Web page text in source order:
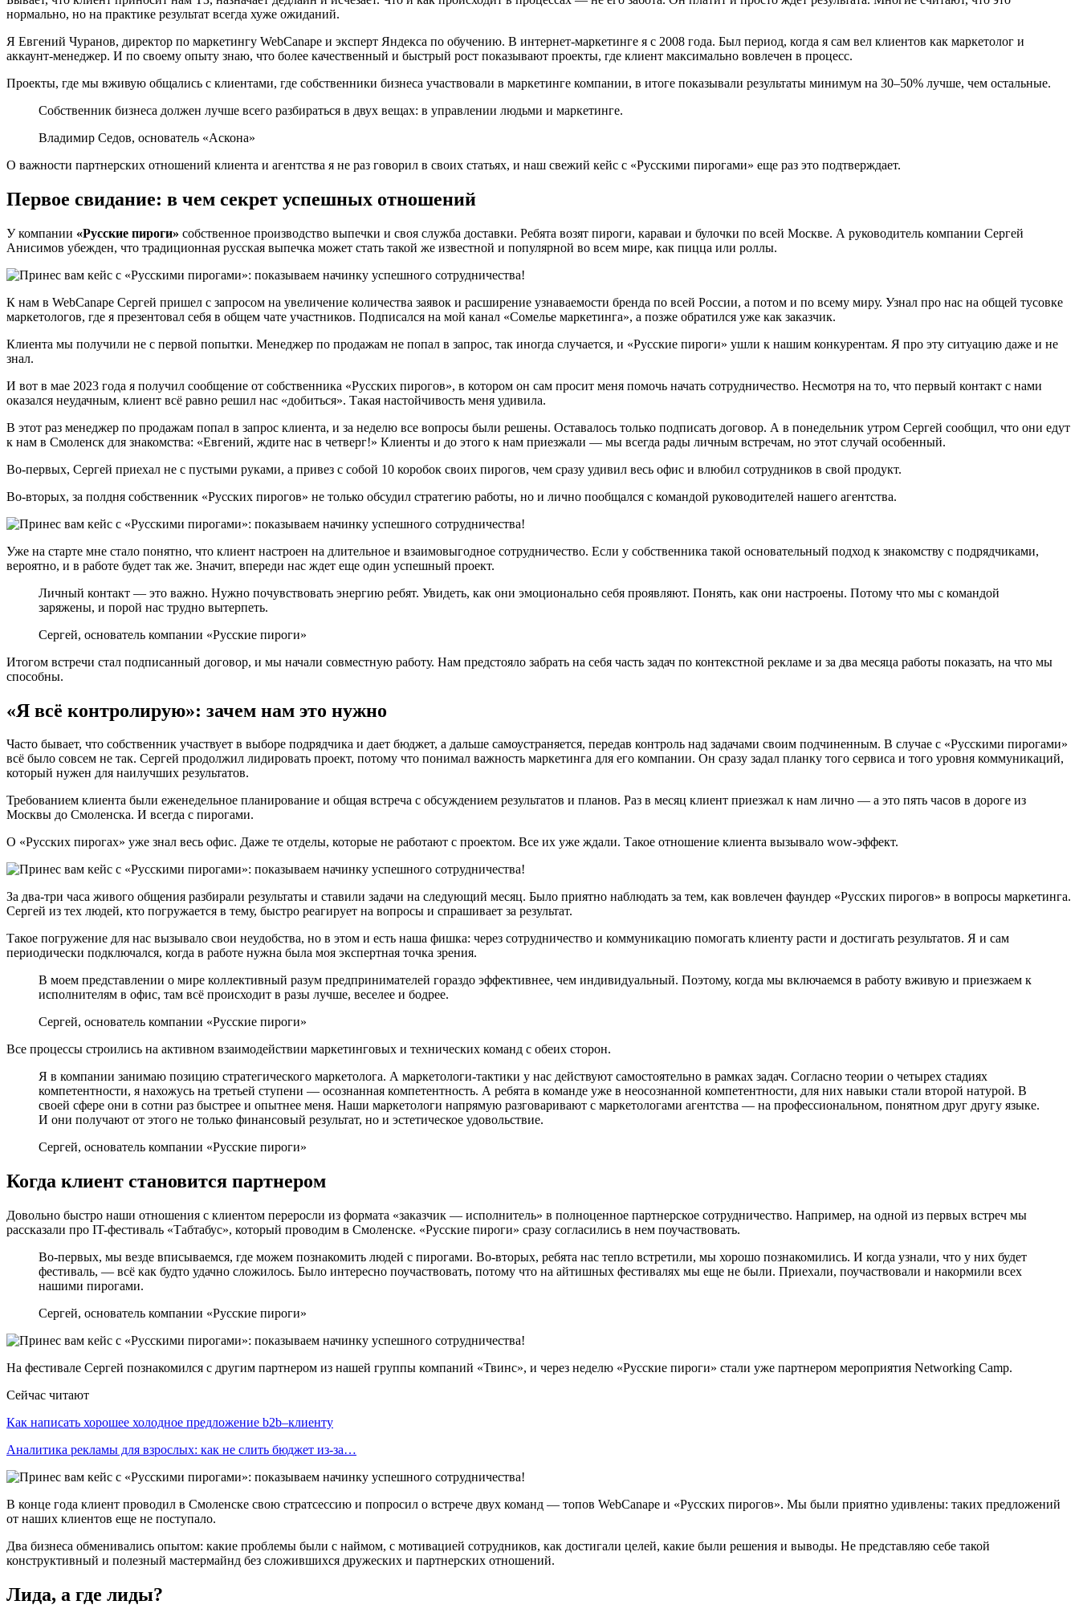
нормально, но на практике результат всегда хуже ожиданий.
Я Евгений Чуранов, директор по маркетингу WebCanape и эксперт Яндекса по обучению. В интернет-маркетинге я с 2008 года. Был период, когда я сам вел клиентов как маркетолог и
аккаунт-менеджер. И по своему опыту знаю, что более качественный и быстрый рост показывают проекты, где клиент максимально вовлечен в процесс.
Проекты, где мы вживую общались с клиентами, где собственники бизнеса участвовали в маркетинге компании, в итоге показывали результаты минимум на 30–50% лучше, чем остальные.
Собственник бизнеса должен лучше всего разбираться в двух вещах: в управлении людьми и маркетинге.
Владимир Седов, основатель «Аскона»
О важности партнерских отношений клиента и агентства я не раз говорил в своих статьях, и наш свежий кейс с «Русскими пирогами» еще раз это подтверждает.
Первое свидание: в чем секрет успешных отношений
У компании «Русские пироги» собственное производство выпечки и своя служба доставки. Ребята возят пироги, караваи и булочки по всей Москве. А руководитель компании Сергей
Анисимов убежден, что традиционная русская выпечка может стать такой же известной и популярной во всем мире, как пицца или роллы.
К нам в WebCanape Сергей пришел с запросом на увеличение количества заявок и расширение узнаваемости бренда по всей России, а потом и по всему миру. Узнал про нас на общей тусовке
маркетологов, где я презентовал себя в общем чате участников. Подписался на мой канал «Сомелье маркетинга», а позже обратился уже как заказчик.
Клиента мы получили не с первой попытки. Менеджер по продажам не попал в запрос, так иногда случается, и «Русские пироги» ушли к нашим конкурентам. Я про эту ситуацию даже и не
знал.
И вот в мае 2023 года я получил сообщение от собственника «Русских пирогов», в котором он сам просит меня помочь начать сотрудничество. Несмотря на то, что первый контакт с нами
оказался неудачным, клиент всё равно решил нас «добиться». Такая настойчивость меня удивила.
В этот раз менеджер по продажам попал в запрос клиента, и за неделю все вопросы были решены. Оставалось только подписать договор. А в понедельник утром Сергей сообщил, что они едут
к нам в Смоленск для знакомства: «Евгений, ждите нас в четверг!» Клиенты и до этого к нам приезжали — мы всегда рады личным встречам, но этот случай особенный.
Во-первых, Сергей приехал не с пустыми руками, а привез с собой 10 коробок своих пирогов, чем сразу удивил весь офис и влюбил сотрудников в свой продукт.
Во-вторых, за полдня собственник «Русских пирогов» не только обсудил стратегию работы, но и лично пообщался с командой руководителей нашего агентства.
Уже на старте мне стало понятно, что клиент настроен на длительное и взаимовыгодное сотрудничество. Если у собственника такой основательный подход к знакомству с подрядчиками,
вероятно, и в работе будет так же. Значит, впереди нас ждет еще один успешный проект.
Личный контакт — это важно. Нужно почувствовать энергию ребят. Увидеть, как они эмоционально себя проявляют. Понять, как они настроены. Потому что мы с командой
заряжены, и порой нас трудно вытерпеть.
Сергей, основатель компании «Русские пироги»
Итогом встречи стал подписанный договор, и мы начали совместную работу. Нам предстояло забрать на себя часть задач по контекстной рекламе и за два месяца работы показать, на что мы
способны.
«Я всё контролирую»: зачем нам это нужно
Часто бывает, что собственник участвует в выборе подрядчика и дает бюджет, а дальше самоустраняется, передав контроль над задачами своим подчиненным. В случае с «Русскими пирогами»
всё было совсем не так. Сергей продолжил лидировать проект, потому что понимал важность маркетинга для его компании. Он сразу задал планку того сервиса и того уровня коммуникаций,
который нужен для наилучших результатов.
Требованием клиента были еженедельное планирование и общая встреча с обсуждением результатов и планов. Раз в месяц клиент приезжал к нам лично — а это пять часов в дороге из
Москвы до Смоленска. И всегда с пирогами.
О «Русских пирогах» уже знал весь офис. Даже те отделы, которые не работают с проектом. Все их уже ждали. Такое отношение клиента вызывало wow-эффект.
За два-три часа живого общения разбирали результаты и ставили задачи на следующий месяц. Было приятно наблюдать за тем, как вовлечен фаундер «Русских пирогов» в вопросы маркетинга.
Сергей из тех людей, кто погружается в тему, быстро реагирует на вопросы и спрашивает за результат.
Такое погружение для нас вызывало свои неудобства, но в этом и есть наша фишка: через сотрудничество и коммуникацию помогать клиенту расти и достигать результатов. Я и сам
периодически подключался, когда в работе нужна была моя экспертная точка зрения.
В моем представлении о мире коллективный разум предпринимателей гораздо эффективнее, чем индивидуальный. Поэтому, когда мы включаемся в работу вживую и приезжаем к
исполнителям в офис, там всё происходит в разы лучше, веселее и бодрее.
Сергей, основатель компании «Русские пироги»
Все процессы строились на активном взаимодействии маркетинговых и технических команд с обеих сторон.
Я в компании занимаю позицию стратегического маркетолога. А маркетологи-тактики у нас действуют самостоятельно в рамках задач. Согласно теории о четырех стадиях
компетентности, я нахожусь на третьей ступени — осознанная компетентность. А ребята в команде уже в неосознанной компетентности, для них навыки стали второй натурой. В
своей сфере они в сотни раз быстрее и опытнее меня. Наши маркетологи напрямую разговаривают с маркетологами агентства — на профессиональном, понятном друг другу языке.
И они получают от этого не только финансовый результат, но и эстетическое удовольствие.
Сергей, основатель компании «Русские пироги»
Когда клиент становится партнером
Довольно быстро наши отношения с клиентом переросли из формата «заказчик — исполнитель» в полноценное партнерское сотрудничество. Например, на одной из первых встреч мы
рассказали про IT-фестиваль «Табтабус», который проводим в Смоленске. «Русские пироги» сразу согласились в нем поучаствовать.
Во-первых, мы везде вписываемся, где можем познакомить людей с пирогами. Во-вторых, ребята нас тепло встретили, мы хорошо познакомились. И когда узнали, что у них будет
фестиваль, — всё как будто удачно сложилось. Было интересно поучаствовать, потому что на айтишных фестивалях мы еще не были. Приехали, поучаствовали и накормили всех
нашими пирогами.
Сергей, основатель компании «Русские пироги»
На фестивале Сергей познакомился с другим партнером из нашей группы компаний «Твинс», и через неделю «Русские пироги» стали уже партнером мероприятия Networking Camp.
Сейчас читают
Как написать хорошее холодное предложение b2b–клиенту
Аналитика рекламы для взрослых: как не слить бюджет из-за…
В конце года клиент проводил в Смоленске свою стратсессию и попросил о встрече двух команд — топов WebCanape и «Русских пирогов». Мы были приятно удивлены: таких предложений
от наших клиентов еще не поступало.
Два бизнеса обменивались опытом: какие проблемы были с наймом, с мотивацией сотрудников, как достигали целей, какие были решения и выводы. Не представляю себе такой
конструктивный и полезный мастермайнд без сложившихся дружеских и партнерских отношений.
Лида, а где лиды?